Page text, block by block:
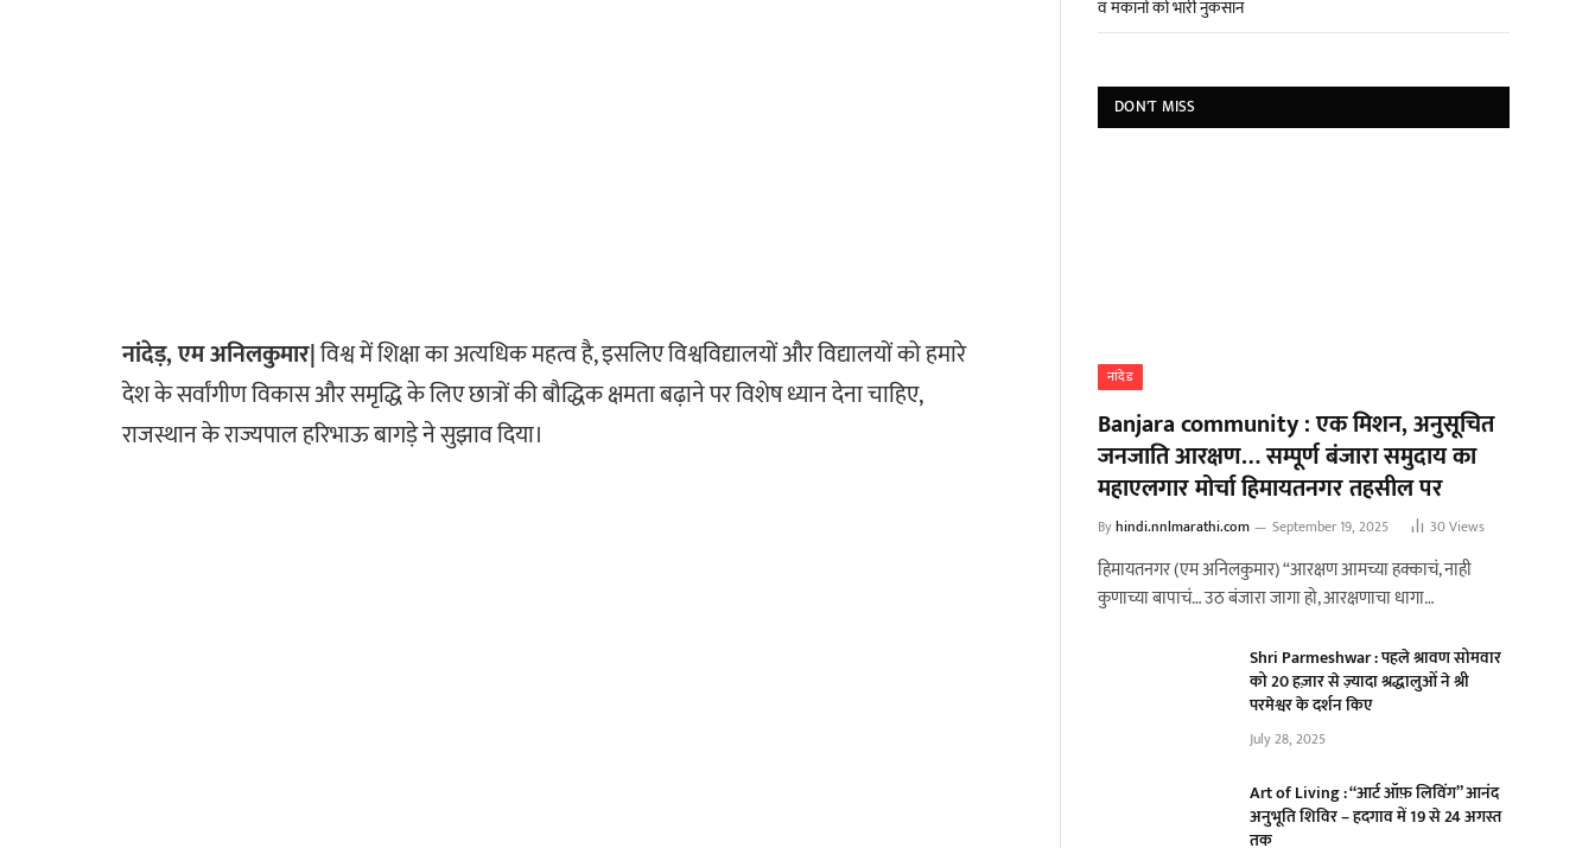
नांदेड़, एम अनिलकुमार|विश्व में शिक्षा का अत्यधिक महत्व है, इसलिए विश्वविद्यालयों और विद्यालयों को हमारे
देश के सर्वांगीण विकास और समृद्धि के लिए छात्रों की बौद्धिक क्षमता बढ़ाने पर विशेष ध्यान देना चाहिए,
राजस्थान के राज्यपाल हरिभाऊ बागड़े ने सुझाव दिया।
व मकानों को भारी नुकसान
DON'T MISS
नांदेड
Banjara community : एक मिशन, अनुसूचित
जनजाति आरक्षण… सम्पूर्ण बंजारा समुदाय का
महाएलगार मोर्चा हिमायतनगर तहसील पर
Byhindi.nnlmarathi.com September 19, 2025 30Views
हिमायतनगर (एम अनिलकुमार) “आरक्षण आमच्या हक्काचं, नाही
कुणाच्या बापाचं… उठ बंजारा जागा हो, आरक्षणाचा धागा…
Shri Parmeshwar : पहले श्रावण सोमवार
को 20 हज़ार से ज़्यादा श्रद्धालुओं ने श्री
परमेश्वर के दर्शन किए
July 28, 2025
Art of Living : “आर्ट ऑफ़ लिविंग” आनंद
अनुभूति शिविर – हदगाव में 19 से 24 अगस्त
तक